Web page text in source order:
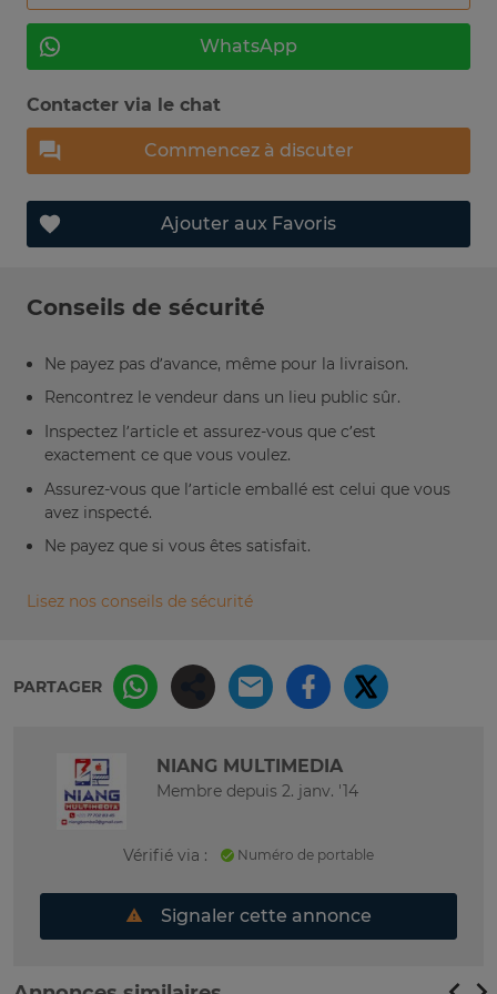
WhatsApp
Contacter via le chat
Commencez à discuter
Ajouter aux Favoris
Conseils de sécurité
Ne payez pas d’avance, même pour la livraison.
Rencontrez le vendeur dans un lieu public sûr.
Inspectez l’article et assurez-vous que c’est
exactement ce que vous voulez.
Assurez-vous que l’article emballé est celui que vous
avez inspecté.
Ne payez que si vous êtes satisfait.
Lisez nos conseils de sécurité
PARTAGER
NIANG MULTIMEDIA
Membre depuis 2. janv. '14
Vérifié via : Numéro de portable
Signaler cette annonce